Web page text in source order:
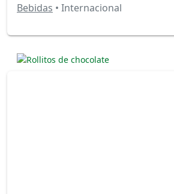
Bebidas • Internacional